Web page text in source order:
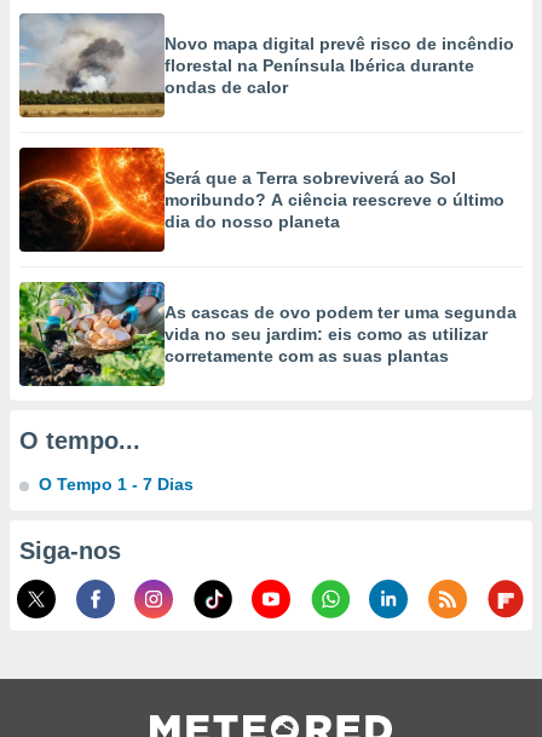
ou aceder
num
para
utilizar
criar
medir
dos
os
de dados
fontes,
melhorar
dados
Novo mapa digital prevê risco de incêndio
florestal na Península Ibérica durante
ondas de calor
Será que a Terra sobreviverá ao Sol
moribundo? A ciência reescreve o último
dia do nosso planeta
As cascas de ovo podem ter uma segunda
vida no seu jardim: eis como as utilizar
corretamente com as suas plantas
O tempo...
O Tempo 1 - 7 Dias
Siga-nos